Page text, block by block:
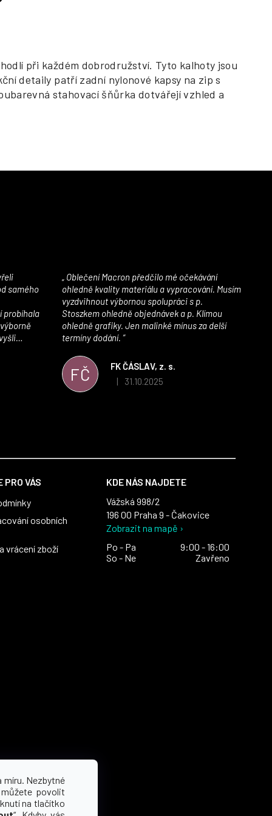
míru. Nezbytné
povolit
na tlačítko
při každém dobrodružství. Tyto kalhoty jsou
detaily patří zadní nylonové kapsy na zip s
stahovací šňůrka dotvářejí vzhled a
5 z 5 hvězdiček.
samého
probíhala
FČ
FK ČÁSLAV, z. s.
Hodnocení obchodu je 5 z 5 hvězdiček.
| 31.10.2025
ohledně kvality materiálu a vypracování. Musím
vyzdvihnout výbornou spolupráci s p.
Stoszkem ohledně objednávek a p. Klímou
ohledně grafiky. Jen malinké mínus za delší
termíny dodání.
PRO VÁS
osobních
vrácení zboží
KDE NÁS NAJDETE
Vážská 998/2
196 00 Praha 9 - Čakovice
Zobrazit na mapě ›
Po - Pa
9:00 - 16:00
So - Ne
Zavřeno